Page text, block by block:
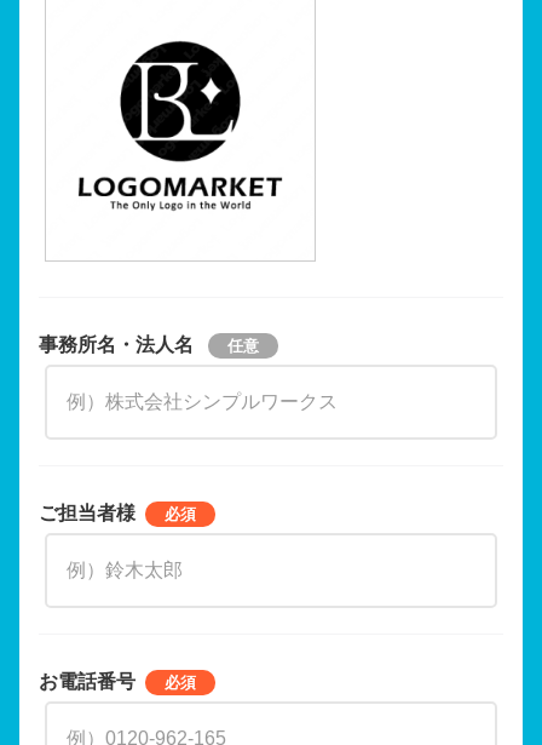
事務所名・法人名
ご担当者様
お電話番号